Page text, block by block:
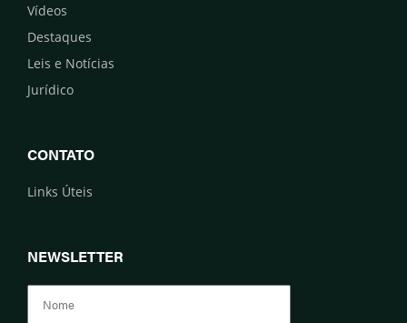
Vídeos
Destaques
Leis e Notícias
Jurídico
CONTATO
Links Úteis
NEWSLETTER